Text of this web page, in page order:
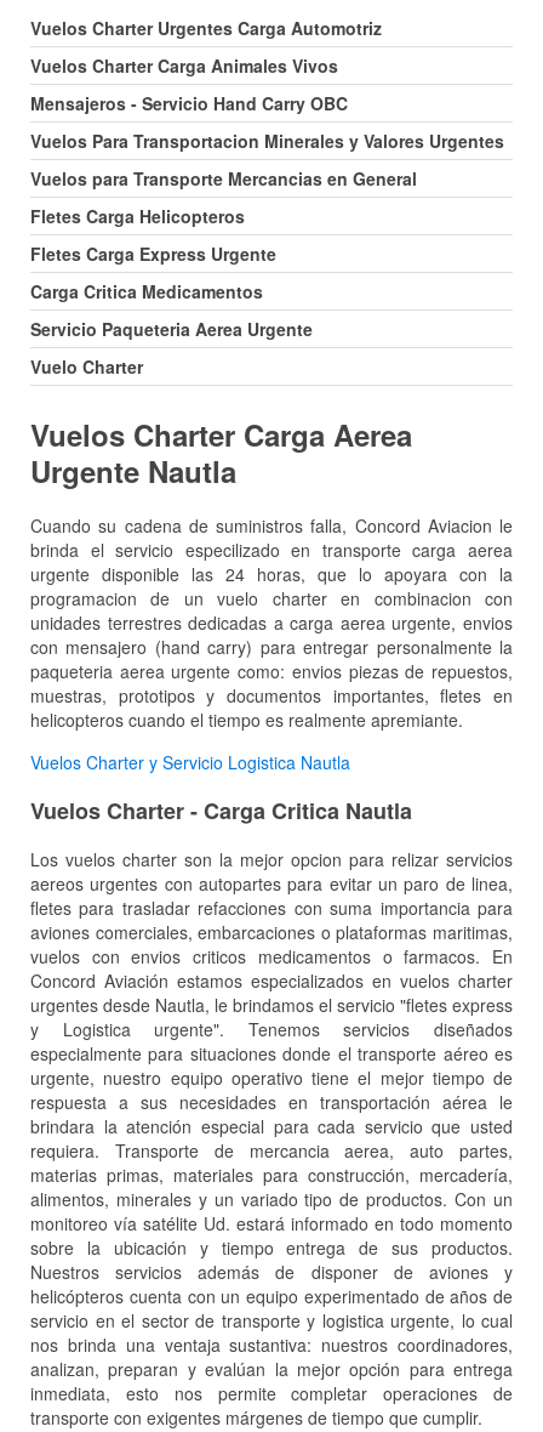
Vuelos Charter Urgentes Carga Automotriz
Vuelos Charter Carga Animales Vivos
Mensajeros - Servicio Hand Carry OBC
Vuelos Para Transportacion Minerales y Valores Urgentes
Vuelos para Transporte Mercancias en General
Fletes Carga Helicopteros
Fletes Carga Express Urgente
Carga Critica Medicamentos
Servicio Paqueteria Aerea Urgente
Vuelo Charter
Vuelos Charter Carga Aerea
Urgente Nautla
Cuando su cadena de suministros falla, Concord Aviacion le
brinda el servicio especilizado en transporte carga aerea
urgente disponible las 24 horas, que lo apoyara con la
programacion de un vuelo charter en combinacion con
unidades terrestres dedicadas a carga aerea urgente, envios
con mensajero (hand carry) para entregar personalmente la
paqueteria aerea urgente como: envios piezas de repuestos,
muestras, prototipos y documentos importantes, fletes en
helicopteros cuando el tiempo es realmente apremiante.
Vuelos Charter y Servicio Logistica Nautla
Vuelos Charter - Carga Critica Nautla
Los vuelos charter son la mejor opcion para relizar servicios
aereos urgentes con autopartes para evitar un paro de linea,
fletes para trasladar refacciones con suma importancia para
aviones comerciales, embarcaciones o plataformas maritimas,
vuelos con envios criticos medicamentos o farmacos. En
Concord Aviación estamos especializados en vuelos charter
urgentes desde Nautla, le brindamos el servicio "fletes express
y Logistica urgente". Tenemos servicios diseñados
especialmente para situaciones donde el transporte aéreo es
urgente, nuestro equipo operativo tiene el mejor tiempo de
respuesta a sus necesidades en transportación aérea le
brindara la atención especial para cada servicio que usted
requiera. Transporte de mercancia aerea, auto partes,
materias primas, materiales para construcción, mercadería,
alimentos, minerales y un variado tipo de productos. Con un
monitoreo vía satélite Ud. estará informado en todo momento
sobre la ubicación y tiempo entrega de sus productos.
Nuestros servicios además de disponer de aviones y
helicópteros cuenta con un equipo experimentado de años de
servicio en el sector de transporte y logistica urgente, lo cual
nos brinda una ventaja sustantiva: nuestros coordinadores,
analizan, preparan y evalúan la mejor opción para entrega
inmediata, esto nos permite completar operaciones de
transporte con exigentes márgenes de tiempo que cumplir.